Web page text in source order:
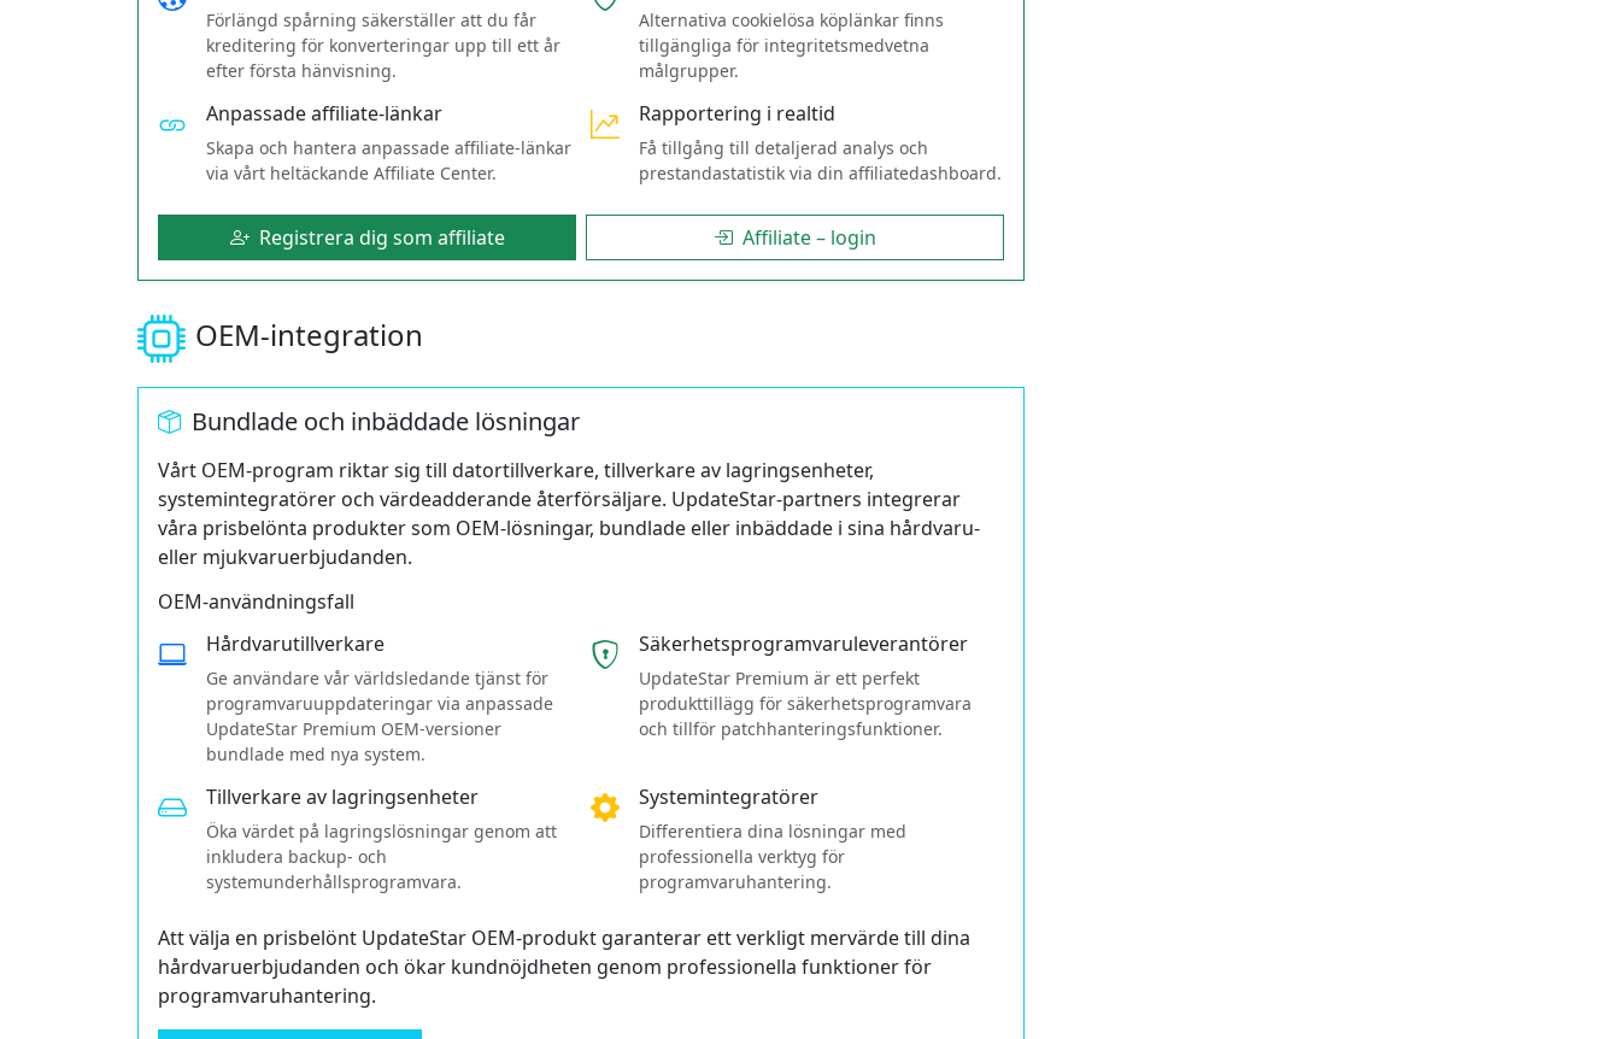
Förlängd spårning säkerställer att du får
kreditering för konverteringar upp till ett år
efter första hänvisning.
Alternativa cookielösa köplänkar finns
tillgängliga för integritetsmedvetna
målgrupper.
Anpassade affiliate-länkar
Skapa och hantera anpassade affiliate-länkar
via vårt heltäckande Affiliate Center.
Rapportering i realtid
Få tillgång till detaljerad analys och
prestanda­statistik via din affiliate­dashboard.
Registrera dig som affiliate Affiliate – login
OEM-integration
Bundlade och inbäddade lösningar
Vårt OEM-program riktar sig till datortillverkare, tillverkare av lagringsenheter,
systemintegratörer och värdeadderande återförsäljare. UpdateStar-partners integrerar
våra prisbelönta produkter som OEM-lösningar, bundlade eller inbäddade i sina hårdvaru-
eller mjukvaruerbjudanden.
OEM-användningsfall
Hårdvarutillverkare
Ge användare vår världsledande tjänst för
programvaru­uppdateringar via anpassade
UpdateStar Premium OEM-versioner
bundlade med nya system.
Säkerhetsprogramvaru­leverantörer
UpdateStar Premium är ett perfekt
produkttillägg för säkerhetsprogramvara
och tillför patch­hanterings­funktioner.
Tillverkare av lagringsenheter
Öka värdet på lagringslösningar genom att
inkludera backup- och
systemunderhållsprogramvara.
Systemintegratörer
Differentiera dina lösningar med
professionella verktyg för
programvaruhantering.
Att välja en prisbelönt UpdateStar OEM-produkt garanterar ett verkligt mervärde till dina
hårdvaruerbjudanden och ökar kundnöjdheten genom professionella funktioner för
programvaruhantering.